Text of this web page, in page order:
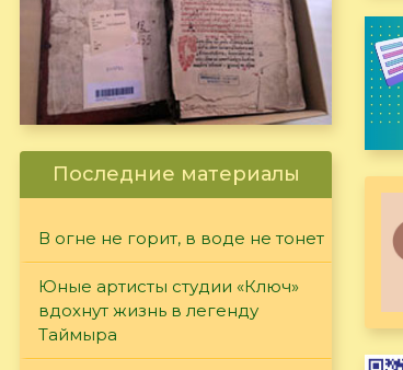
Последние материалы
В огне не горит, в воде не тонет
Юные артисты студии «Ключ»
вдохнут жизнь в легенду
Таймыра